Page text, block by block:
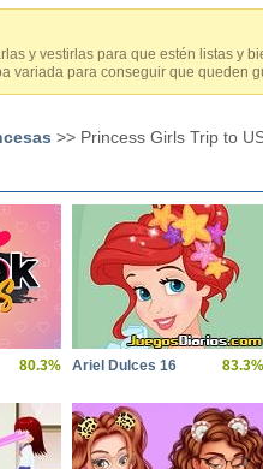
y vestirlas para que estén listas y
variada para conseguir que queden
>> Princess Girls Trip to
80.3% Ariel Dulces 16 83.3%